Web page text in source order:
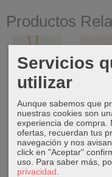
Productos
PDPAOLA
Collar Letra C
Mini ...
65,00 €
Anillo
Link
Servicios
utilizar
Aunque sabemos que
nuestras cookies son
experiencia de compra.
ofertas, recuerdan tus
navegación y nos
click en "Aceptar"
uso. Para saber más,
privacidad